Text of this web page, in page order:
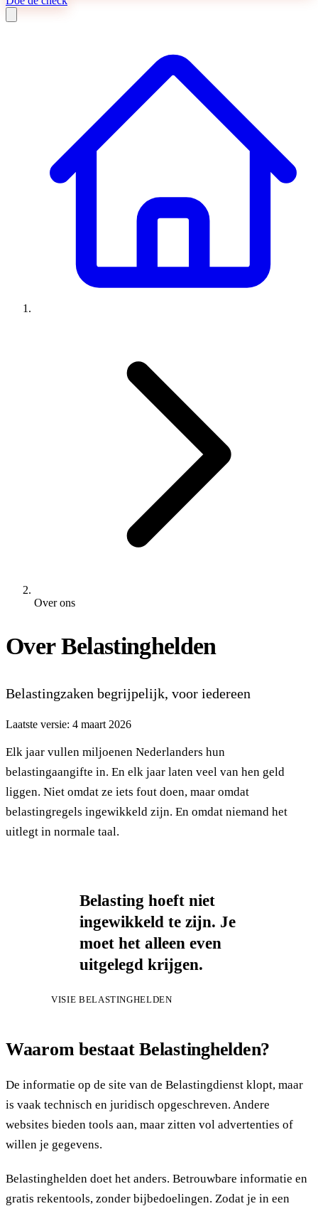
Over ons
Over Belastinghelden
Belastingzaken begrijpelijk, voor iedereen
Laatste versie: 4 maart 2026
Elk jaar vullen miljoenen Nederlanders hun
belastingaangifte in. En elk jaar laten veel van hen geld
liggen. Niet omdat ze iets fout doen, maar omdat
belastingregels ingewikkeld zijn. En omdat niemand het
uitlegt in normale taal.
Belasting hoeft niet
ingewikkeld te zijn. Je
moet het alleen even
uitgelegd krijgen.
VISIE BELASTINGHELDEN
Waarom bestaat Belastinghelden?
De informatie op de site van de Belastingdienst klopt, maar
is vaak technisch en juridisch opgeschreven. Andere
websites bieden tools aan, maar zitten vol advertenties of
willen je gegevens.
Belastinghelden doet het anders. Betrouwbare informatie en
gratis rekentools, zonder bijbedoelingen. Zodat je in een